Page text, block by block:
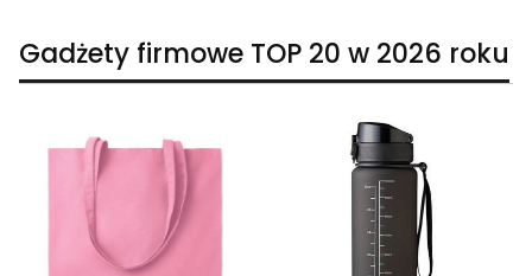
Gadżety firmowe TOP 20 w 2026 roku